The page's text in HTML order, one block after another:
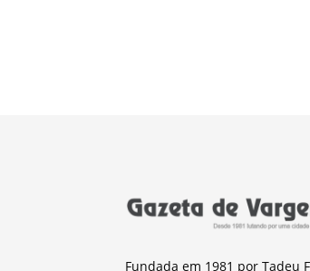
Fundada em 1981 por Tadeu